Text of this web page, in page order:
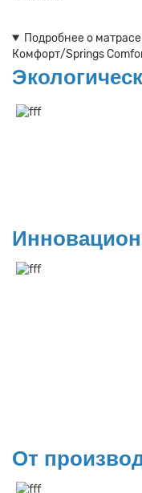
Подробнее о
Комфорт/Springs
От